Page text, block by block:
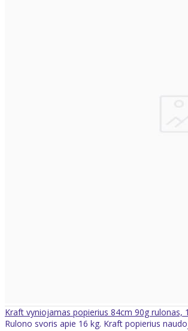
Kraft vyniojamas popierius 84cm 90g rulonas,
Rulono svoris apie 16 kg. Kraft popierius